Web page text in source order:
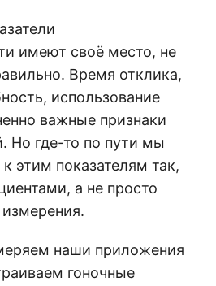
имеют своё место, не
Время отклика,
использование
важные признаки
Но где-то по пути мы
этим показателям так,
а не просто
наши приложения
гоночные